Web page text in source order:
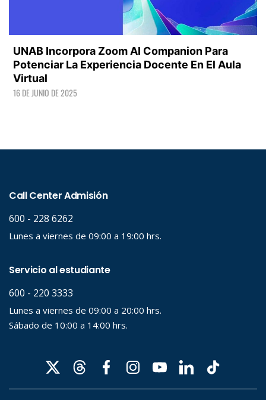
UNAB Incorpora Zoom AI Companion Para
Potenciar La Experiencia Docente En El Aula
Virtual
16 DE JUNIO DE 2025